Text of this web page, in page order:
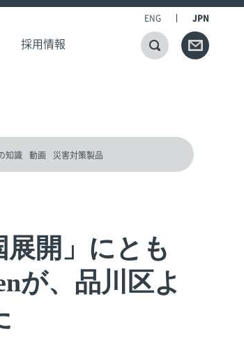
採用情報
ENG JPN
知識 動画 災害対策製品
展開」にとも
が、品川区よ